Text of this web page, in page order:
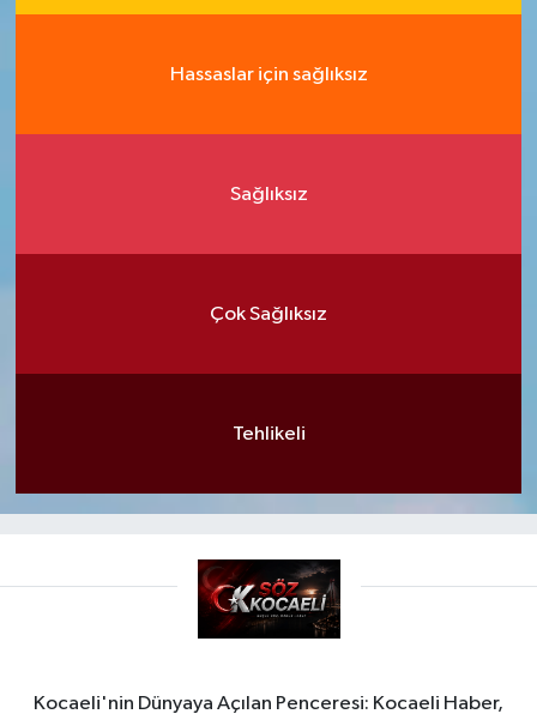
Hassaslar için sağlıksız
Sağlıksız
Çok Sağlıksız
Tehlikeli
Kocaeli'nin Dünyaya Açılan Penceresi: Kocaeli Haber,